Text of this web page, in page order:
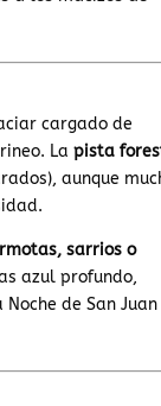
cargado de
Lapista
aunque
sarrios o
azul profundo,
de San Juan